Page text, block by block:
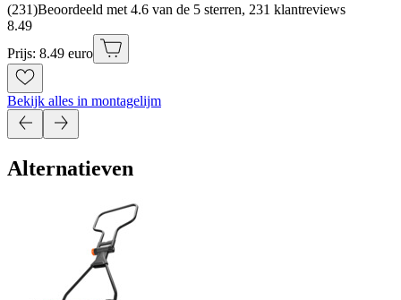
(231)Beoordeeld met 4.6 van de 5 sterren, 231 klantreviews
8.49
Prijs: 8.49 euro
Bekijk alles in montagelijm
Alternatieven